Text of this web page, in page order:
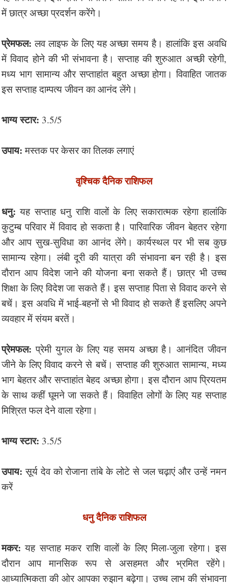
में छात्र अच्छा प्रदर्शन करेंगे।
प्रेमफल: लव लाइफ के लिए यह अच्छा समय है। हालांकि इस अवधि
में विवाद होने की भी संभावना है। सप्ताह की शुरुआत अच्छी रहेगी,
मध्य भाग सामान्य और सप्ताहांत बहुत अच्छा होगा। विवाहित जातक
इस सप्ताह दाम्पत्य जीवन का आनंद लेंगे।
भाग्य स्टार: 3.5/5
उपाय: मस्तक पर केसर का तिलक लगाएं
वृश्चिक दैनिक राशिफल
धनु:यह सप्ताह धनु राशि वालों के लिए सकारात्मक रहेगा हालांकि
कुटुम्ब परिवार में विवाद हो सकता है। पारिवारिक जीवन बेहतर रहेगा
और आप सुख-सुविधा का आनंद लेंगे। कार्यस्थल पर भी सब कुछ
सामान्य रहेगा। लंबी दूरी की यात्रा की संभावना बन रही है। इस
दौरान आप विदेश जाने की योजना बना सकते हैं। छात्र भी उच्च
शिक्षा के लिए विदेश जा सकते हैं। इस सप्ताह पिता से विवाद करने से
बचें। इस अवधि में भाई-बहनों से भी विवाद हो सकते हैं इसलिए अपने
व्यवहार में संयम बरतें।
प्रेमफल:प्रेमी युगल के लिए यह समय अच्छा है। आनंदित जीवन
जीने के लिए विवाद करने से बचें। सप्ताह की शुरुआत सामान्य, मध्य
भाग बेहतर और सप्ताहांत बेहद अच्छा होगा। इस दौरान आप प्रियतम
के साथ कहीं घूमने जा सकते हैं। विवाहित लोगों के लिए यह सप्ताह
मिश्रित फल देने वाला रहेगा।
भाग्य स्टार: 3.5/5
उपाय:सूर्य देव को रोजाना तांबे के लोटे से जल चढ़ाएं और उन्हें नमन
करें
धनु दैनिक राशिफल
मकर: यह सप्ताह मकर राशि वालों के लिए मिला-जुला रहेगा। इस
दौरान आप मानसिक रूप से असहमत और भ्रमित रहेंगे।
आध्यात्मिकता की ओर आपका रुझान बढ़ेगा। उच्च लाभ की संभावना